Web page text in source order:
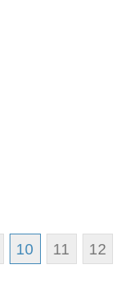
10 11 12